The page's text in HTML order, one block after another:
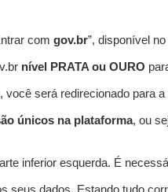
com gov.br”, disponível
nível PRATA ou OURO
, você será redirecionado para
únicos na plataforma, ou
inferior esquerda. É